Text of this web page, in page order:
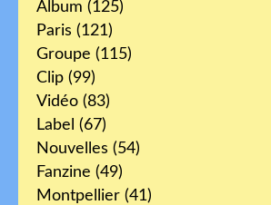
Album (125)
Paris (121)
Groupe (115)
Clip (99)
Vidéo (83)
Label (67)
Nouvelles (54)
Fanzine (49)
Montpellier (41)